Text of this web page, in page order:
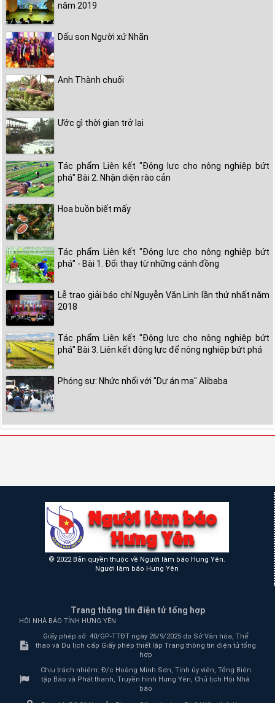
năm 2019
Dấu son Người xứ Nhãn
Anh Thành chuối
Ước gì thời gian trở lại
Tác phẩm Liên kết "Động lực cho nông nghiệp bứt
phá" Bài 2. Nhận diện rào cản
Hoa buồn biết mấy
Tác phẩm Liên kết "Động lực cho nông nghiệp bứt
phá" - Bài 1. Đổi thay từ những cánh đồng
Lễ trao giải báo chí Nguyễn Văn Linh lần thứ nhất năm
2018
Tác phẩm Liên kết "Động lực cho nông nghiệp bứt
phá" Bài 3. Liên kết động lực để nông nghiệp bứt phá
Phóng sự: Nhức nhối với "Dự án ma" Alibaba
© 2022 Bản quyền thuộc về Người làm báo Hưng Yên.
Người làm báo Hưng Yên
Trang thông tin điện tử tổng hợp
HỘI NHÀ BÁO TỈNH HƯNG YÊN
Giấy phép số: 40/GP-TTĐT ngày 26/9/2025 do Sở Văn hóa, Thể
thao và Du lịch cấp Giấy phép thiết lập Trang thông tin điện tử tổng
hợp
Chịu trách nhiệm: Đ/c Hoàng Minh Sơn, Tỉnh ủy viên, Tổng Biên
tập Báo và Phát thanh, Truyền hình Hưng Yên, Chủ tịch Hội Nhà
báo